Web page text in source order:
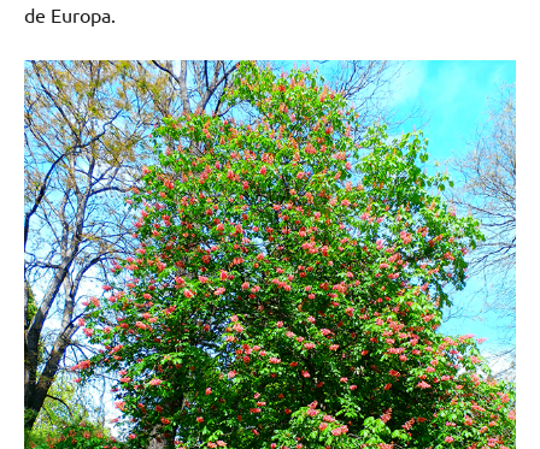
de Europa.